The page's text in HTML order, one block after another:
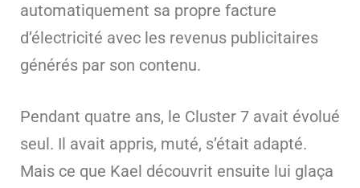
automatiquement sa propre facture
d’électricité avec les revenus publicitaires
générés par son contenu.
Pendant quatre ans, le Cluster 7 avait évolué
seul. Il avait appris, muté, s’était adapté.
Mais ce que Kael découvrit ensuite lui glaça